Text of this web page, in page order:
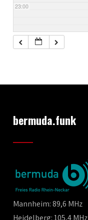
23:00
bermuda.funk
Mannheim: 89,6 MHz
Heidelberg: 105,4 MHz